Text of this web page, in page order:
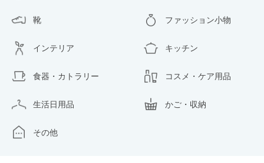
靴 ファッション小物
インテリア キッチン
食器・カトラリー コスメ・ケア用品
生活日用品 かご・収納
その他